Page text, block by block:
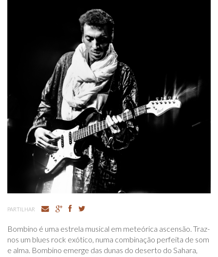
PARTILHAR
Bombino é uma estrela musical em meteórica ascensão. Traz-
nos um blues rock exótico, numa combinação perfeita de som
e alma. Bombino emerge das dunas do deserto do Sahara,